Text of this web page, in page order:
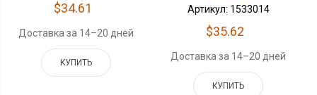
$34.61
Доставка за 14–20 дней
КУПИТЬ
Артикул: 1533014
$35.62
Доставка за 14–20 дней
КУПИТЬ